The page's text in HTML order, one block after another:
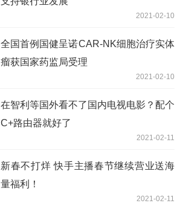
2021-02-10
全国首例国健呈诺CAR-NK细胞治疗实体
瘤获国家药监局受理
2021-02-10
在智利等国外看不了国内电视电影？配个
C+路由器就好了
2021-02-11
新春不打烊 快手主播春节继续营业送海
量福利！
2021-02-11